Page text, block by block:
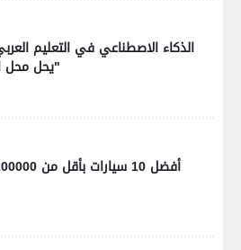
يحل محل المعلم؟"